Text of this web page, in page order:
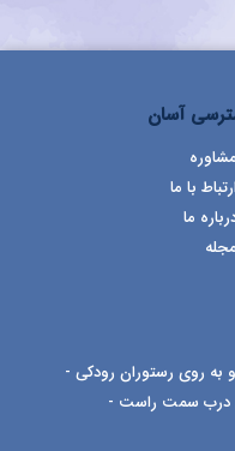
آسان
مشاوره
ارتباط با ما
ما
مجله
به روی رستوران رودکی -
درب سمت راست -